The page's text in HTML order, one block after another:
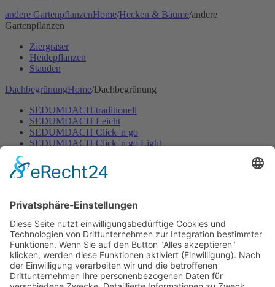
andere GartenpflanzenHome/Hecken & Bäume/andere
Gartenpflanzen
Ziergräser
Heidepflanzen
Stauden
DachbegrünungHome/Dachbegrünung
SEDUMDACH traditionell
SEDUMDACH Leicht
SEDUMDACH Click 'n go
SEDUMDACH Click 'n go Light
Biodiversitätsdach Leicht
Rasen
Hecken & Beete
Zubehör Bewässerung
MähroboterHome/Mähroboter
Mähroboter mit Begrenzungskabel
Mähroboter ohne Begrenzungskabel